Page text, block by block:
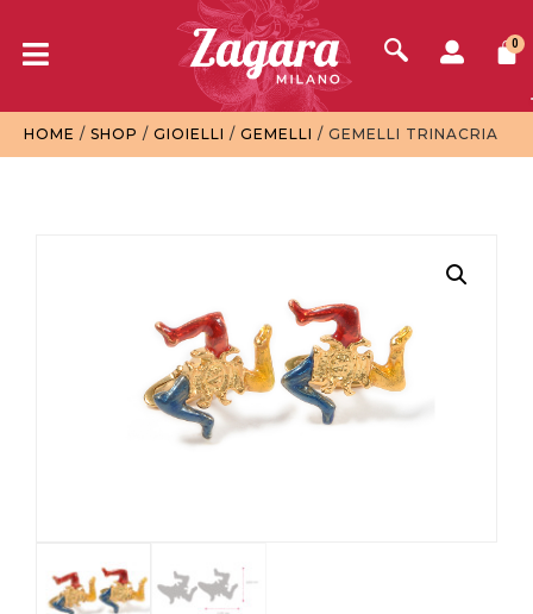
0
HOME / SHOP / GIOIELLI / GEMELLI / GEMELLI TRINACRIA